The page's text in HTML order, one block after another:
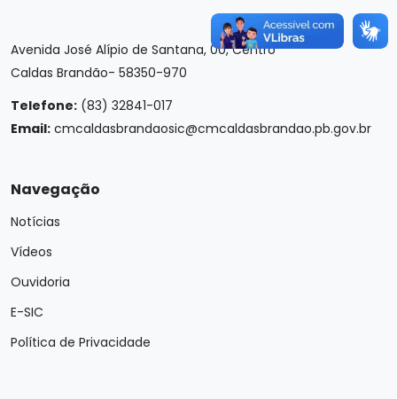
Avenida José Alípio de Santana, 00, Centro
Caldas Brandão- 58350-970
Telefone: (83) 32841-017
Email: cmcaldasbrandaosic@cmcaldasbrandao.pb.gov.br
Navegação
Notícias
Vídeos
Ouvidoria
E-SIC
Política de Privacidade